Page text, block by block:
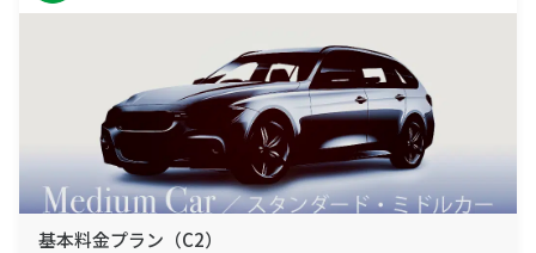
基本料金プラン（C2）